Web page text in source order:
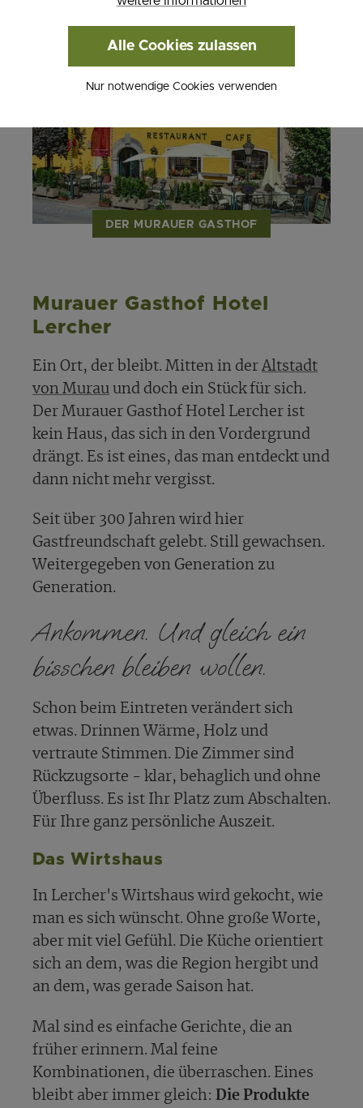
DER MURAUER GASTHOF
Murauer Gasthof Hotel
Lercher
Ein Ort, der bleibt. Mitten in der Altstadt
von Murau und doch ein Stück für sich.
Der Murauer Gasthof Hotel Lercher ist
kein Haus, das sich in den Vordergrund
drängt. Es ist eines, das man entdeckt und
dann nicht mehr vergisst.
Seit über 300 Jahren wird hier
Gastfreundschaft gelebt. Still gewachsen.
Weitergegeben von Generation zu
Generation.
Ankommen. Und gleich ein
bisschen bleiben wollen.
Schon beim Eintreten verändert sich
etwas. Drinnen Wärme, Holz und
vertraute Stimmen. Die Zimmer sind
Rückzugsorte - klar, behaglich und ohne
Überfluss. Es ist Ihr Platz zum Abschalten.
Für Ihre ganz persönliche Auszeit.
Das Wirtshaus
In Lercher's Wirtshaus wird gekocht, wie
man es sich wünscht. Ohne große Worte,
aber mit viel Gefühl. Die Küche orientiert
sich an dem, was die Region hergibt und
an dem, was gerade Saison hat.
Mal sind es einfache Gerichte, die an
früher erinnern. Mal feine
Kombinationen, die überraschen. Eines
bleibt aber immer gleich:
Die Produkte
Alle Cookies zulassen
Nur notwendige Cookies verwenden